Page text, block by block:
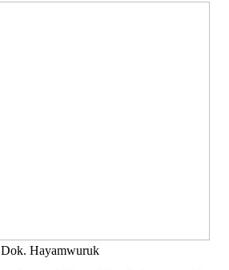
Dok. Hayamwuruk